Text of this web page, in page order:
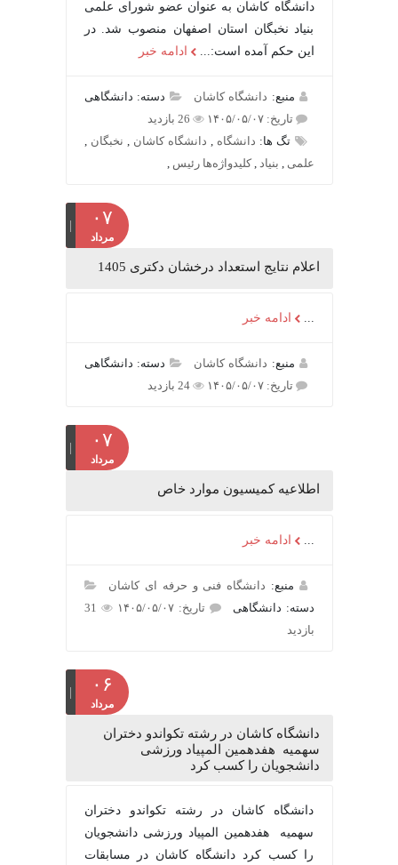
دانشگاه کاشان به عنوان عضو شورای علمی
بنیاد نخبگان استان اصفهان منصوب شد. در
این حکم آمده است:...
ادامه خبر
منبع:دانشگاه کاشان
دسته: دانشگاهی
تاریخ: ۱۴۰۵/۰۵/۰۷
26 بازدید
تگ ها: دانشگاه,دانشگاه کاشان ,نخبگان ,
بنیاد, کلیدواژه‌ها رئیس,
۰۷
مرداد
اعلام نتایج استعداد درخشان دکتری 1405
ادامه خبر
منبع:دانشگاه کاشان
دسته: دانشگاهی
تاریخ: ۱۴۰۵/۰۵/۰۷
24 بازدید
۰۷
مرداد
اطلاعیه کمیسیون موارد خاص
ادامه خبر
منبع:دانشگاه فنی و حرفه ای کاشان
دسته: دانشگاهی
تاریخ: ۱۴۰۵/۰۵/۰۷
31
۰۶
مرداد
دانشگاه کاشان در رشته تکواندو دختران
سهمیه هفدهمین المپیاد ورزشی
دانشجویان را کسب کرد
دانشگاه کاشان در رشته تکواندو دختران
سهمیه هفدهمین المپیاد ورزشی دانشجویان
را کسب کرد دانشگاه کاشان در مسابقات